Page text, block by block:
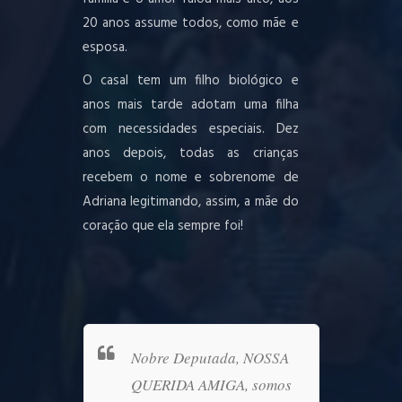
20 anos assume todos, como mãe e
esposa.
O casal tem um filho biológico e
anos mais tarde adotam uma filha
com necessidades especiais. Dez
anos depois, todas as crianças
recebem o nome e sobrenome de
Adriana legitimando, assim, a mãe do
coração que ela sempre foi!
Nobre Deputada, NOSSA
QUERIDA AMIGA, somos